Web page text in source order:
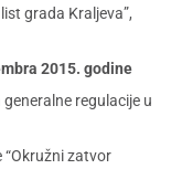
grada Kraljeva”,
2015. godine
regulacije u
“Okružni zatvor